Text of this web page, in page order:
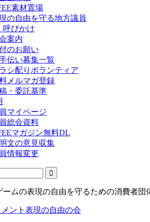
素材置場
の自由を守る地方議員
呼びかけ
案内
のお願い
伝い募集一覧
シ配りボランティア
メルマガ登録
・委託基準
マイページ
総会資料
マガジン無料DL
文の意見収集
情報変更
ームの表現の自由を守るための消費者団
ント表現の自由の会